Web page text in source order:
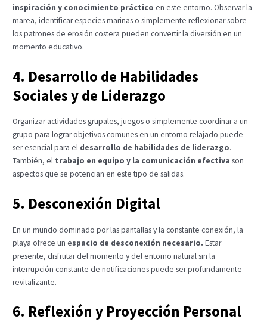
inspiración y conocimiento prácticoen este entorno. Observar la
marea, identificar especies marinas o simplemente reflexionar sobre
los patrones de erosión costera pueden convertir la diversión en un
momento educativo.
4. Desarrollo de Habilidades
Sociales y de Liderazgo
Organizar actividades grupales, juegos o simplemente coordinar a un
grupo para lograr objetivos comunes en un entorno relajado puede
ser esencial para el desarrollo de habilidades de liderazgo.
También, el trabajo en equipo y la comunicación efectiva son
aspectos que se potencian en este tipo de salidas.
5. Desconexión Digital
En un mundo dominado por las pantallas y la constante conexión, la
playa ofrece un espacio de desconexión necesario. Estar
presente, disfrutar del momento y del entorno natural sin la
interrupción constante de notificaciones puede ser profundamente
revitalizante.
6. Reflexión y Proyección Personal